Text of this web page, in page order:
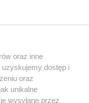
oraz inne
dostęp i
oraz
unikalne
wysyłane przez